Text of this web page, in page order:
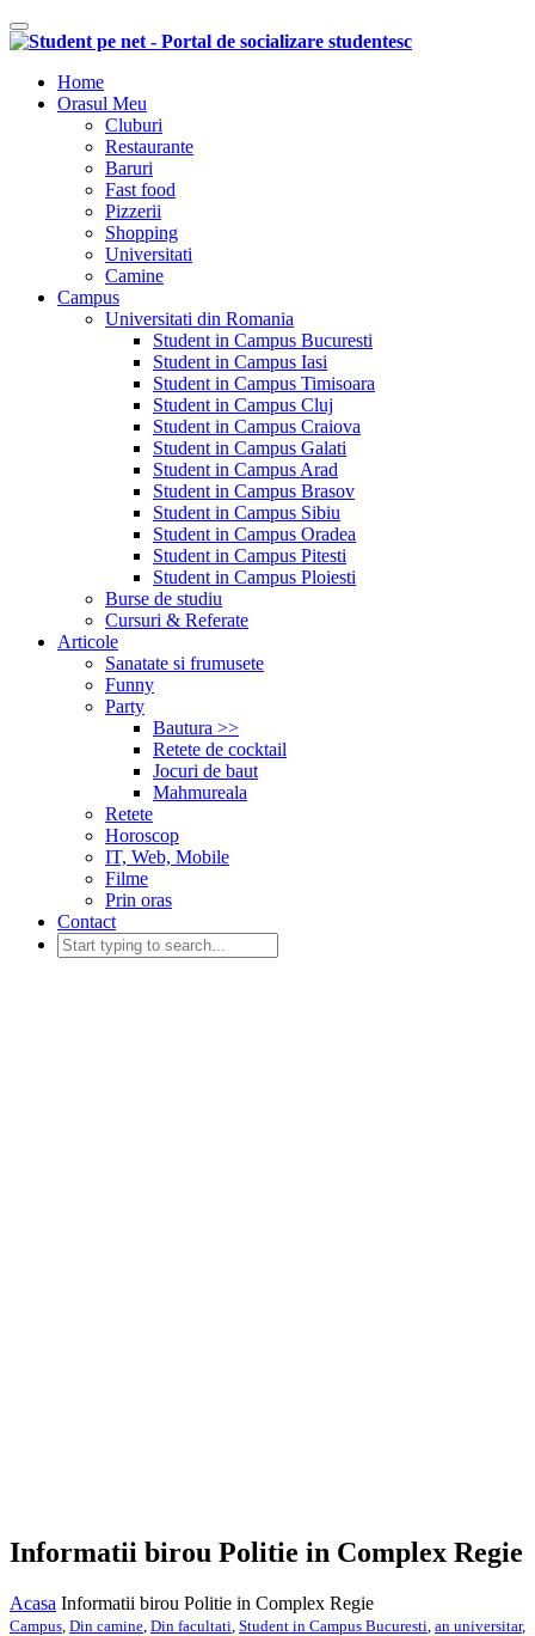
Comutare navigare
Home
Orasul Meu
Cluburi
Restaurante
Baruri
Fast food
Pizzerii
Shopping
Universitati
Camine
Campus
Universitati din Romania
Student in Campus Bucuresti
Student in Campus Iasi
Student in Campus Timisoara
Student in Campus Cluj
Student in Campus Craiova
Student in Campus Galati
Student in Campus Arad
Student in Campus Brasov
Student in Campus Sibiu
Student in Campus Oradea
Student in Campus Pitesti
Student in Campus Ploiesti
Burse de studiu
Cursuri & Referate
Articole
Sanatate si frumusete
Funny
Party
Bautura >>
Retete de cocktail
Jocuri de baut
Mahmureala
Retete
Horoscop
IT, Web, Mobile
Filme
Prin oras
Contact
Informatii birou Politie in Complex Regie
Acasa Informatii birou Politie in Complex Regie
Campus Din camine Din facultati Student in Campus Bucuresti an universitar,